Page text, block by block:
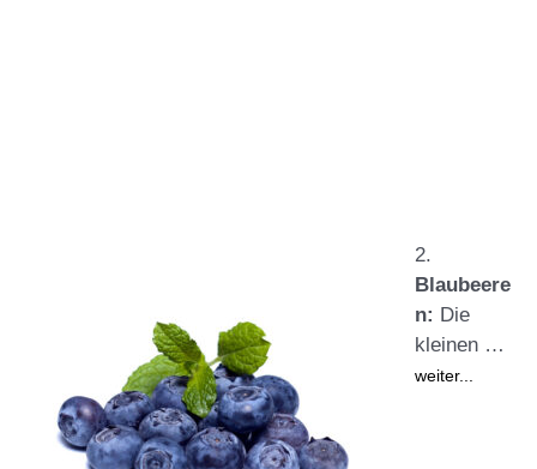
2.
Blaubeere
n: Die
kleinen …
weiter...